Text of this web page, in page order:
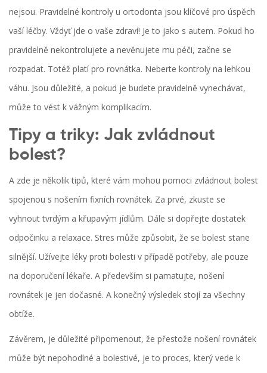
nejsou. Pravidelné kontroly u ortodonta jsou klíčové pro úspěch
vaší léčby. Vždyť jde o vaše zdraví! Je to jako s autem. Pokud ho
pravidelně nekontrolujete a nevěnujete mu péči, začne se
rozpadat. Totéž platí pro rovnátka. Neberte kontroly na lehkou
váhu. Jsou důležité, a pokud je budete pravidelně vynechávat,
může to vést k vážným komplikacím.
Tipy a triky: Jak zvládnout
bolest?
A zde je několik tipů, které vám mohou pomoci zvládnout bolest
spojenou s nošením fixních rovnátek. Za prvé, zkuste se
vyhnout tvrdým a křupavým jídlům. Dále si dopřejte dostatek
odpočinku a relaxace. Stres může způsobit, že se bolest stane
silnější. Užívejte léky proti bolesti v případě potřeby, ale pouze
na doporučení lékaře. A především si pamatujte, nošení
rovnátek je jen dočasné. A konečný výsledek stojí za všechny
obtíže.
Závěrem, je důležité připomenout, že přestože nošení rovnátek
může být nepohodlné a bolestivé, je to proces, který vede k